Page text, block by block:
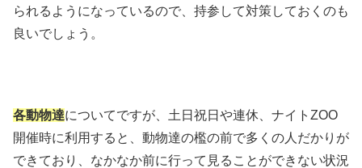
られるようになっているので、持参して対策しておくのも
良いでしょう。
各動物達についてですが、土日祝日や連休、ナイトZOO
開催時に利用すると、動物達の檻の前で多くの人だかりが
できており、なかなか前に行って見ることができない状況